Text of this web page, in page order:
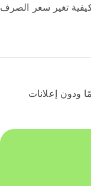
تغير سعر الصرف
ودون إعلانات